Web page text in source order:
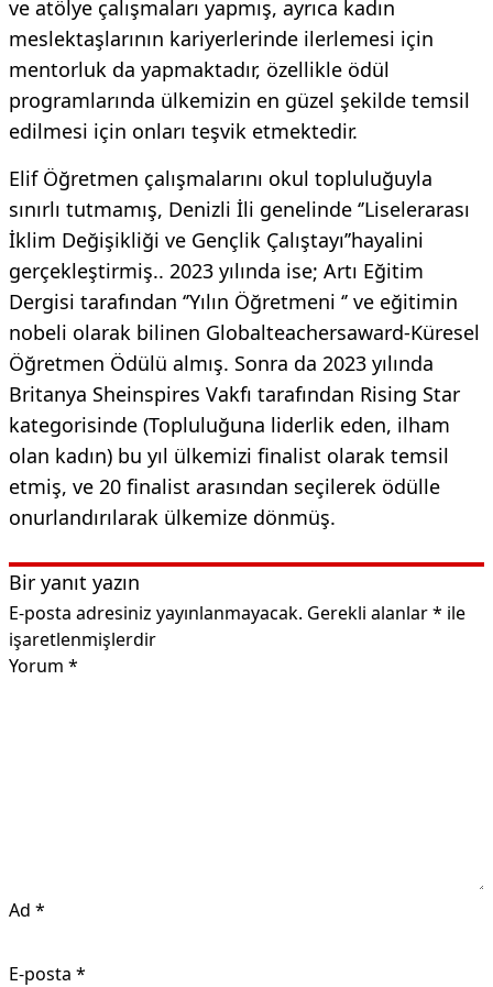
ve atölye çalışmaları yapmış, ayrıca kadın
meslektaşlarının kariyerlerinde ilerlemesi için
mentorluk da yapmaktadır, özellikle ödül
programlarında ülkemizin en güzel şekilde temsil
edilmesi için onları teşvik etmektedir.
Elif Öğretmen çalışmalarını okul topluluğuyla
sınırlı tutmamış, Denizli İli genelinde ‘’Liselerarası
İklim Değişikliği ve Gençlik Çalıştayı’’hayalini
gerçekleştirmiş.. 2023 yılında ise; Artı Eğitim
Dergisi tarafından ‘’Yılın Öğretmeni ‘’ ve eğitimin
nobeli olarak bilinen Globalteachersaward-Küresel
Öğretmen Ödülü almış. Sonra da 2023 yılında
Britanya Sheinspires Vakfı tarafından Rising Star
kategorisinde (Topluluğuna liderlik eden, ilham
olan kadın) bu yıl ülkemizi finalist olarak temsil
etmiş, ve 20 finalist arasından seçilerek ödülle
onurlandırılarak ülkemize dönmüş.
Bir yanıt yazın
E-posta adresiniz yayınlanmayacak. Gerekli alanlar* ile
işaretlenmişlerdir
Yorum *
Ad *
E-posta *